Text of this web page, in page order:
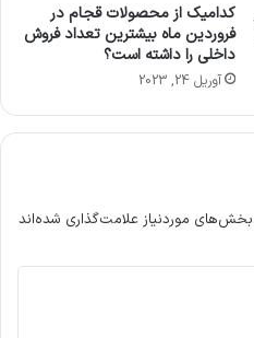
کدامیک از محصولات قجام در
فروردین ماه بیشترین تعداد فروش
داخلی را داشته است؟
آوریل 24, 2023
بخش‌های موردنیاز علامت‌گذاری شده‌اند